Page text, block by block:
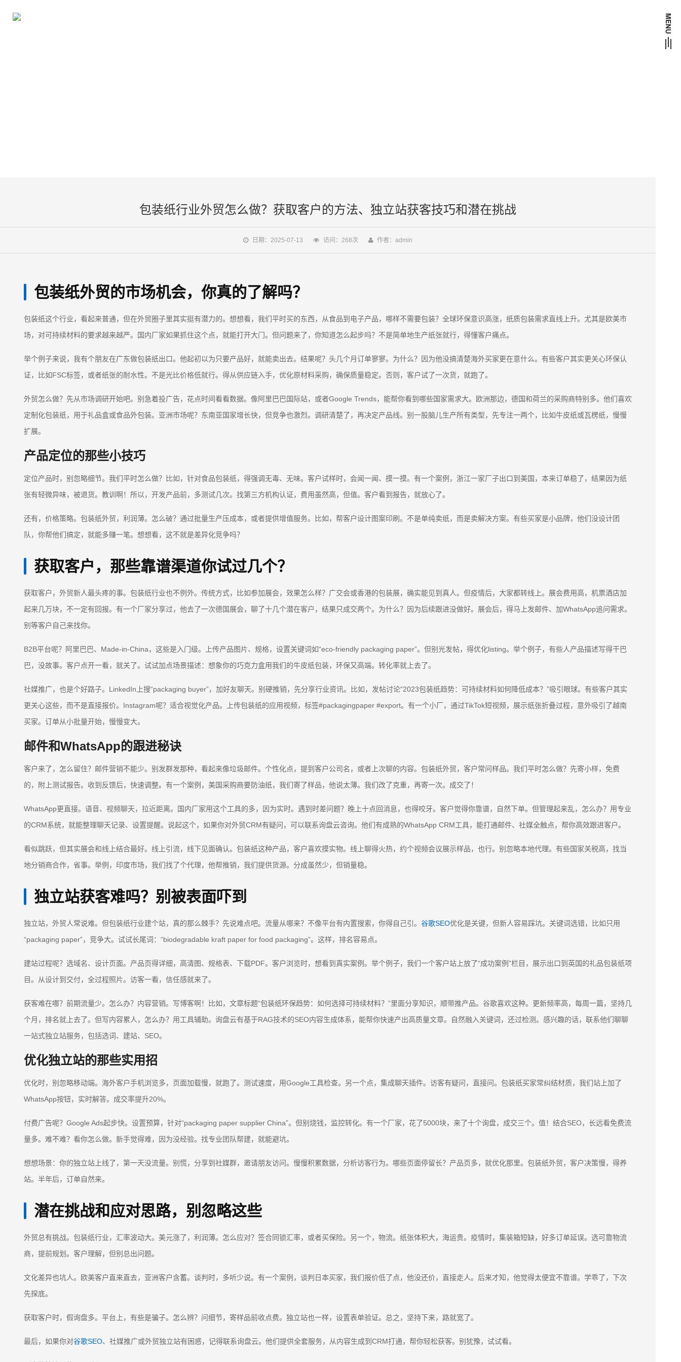
包装纸行业外贸怎么做？获取客户的方法、独立站获客技巧和潜在挑战
日期：2025-07-13 访问：268次 作者：admin
包装纸外贸的市场机会，你真的了解吗？
包装纸这个行业，看起来普通，但在外贸圈子里其实挺有潜力的。想想看，我们平时买的东西，从食品到电子产品，哪样不需要包装？全球环保意识高涨，纸质包装需求直线上升。尤其是欧美市
场，对可持续材料的要求越来越严。国内厂家如果抓住这个点，就能打开大门。但问题来了，你知道怎么起步吗？不是简单地生产纸张就行，得懂客户痛点。
举个例子来说，我有个朋友在广东做包装纸出口。他起初以为只要产品好，就能卖出去。结果呢？头几个月订单寥寥。为什么？因为他没搞清楚海外买家更在意什么。有些客户其实更关心环保认
证，比如FSC标签，或者纸张的耐水性。不是光比价格低就行。得从供应链入手，优化原材料采购，确保质量稳定。否则，客户试了一次货，就跑了。
外贸怎么做？先从市场调研开始吧。别急着投广告，花点时间看看数据。像阿里巴巴国际站，或者Google Trends，能帮你看到哪些国家需求大。欧洲那边，德国和荷兰的采购商特别多。他们喜欢
定制化包装纸，用于礼品盒或食品外包装。亚洲市场呢？东南亚国家增长快，但竞争也激烈。调研清楚了，再决定产品线。别一股脑儿生产所有类型，先专注一两个，比如牛皮纸或瓦楞纸，慢慢
扩展。
产品定位的那些小技巧
定位产品时，别忽略细节。我们平时怎么做？比如，针对食品包装纸，得强调无毒、无味。客户试样时，会闻一闻、摸一摸。有一个案例，浙江一家厂子出口到美国，本来订单稳了，结果因为纸
张有轻微异味，被退货。教训啊！所以，开发产品前，多测试几次。找第三方机构认证，费用虽然高，但值。客户看到报告，就放心了。
还有，价格策略。包装纸外贸，利润薄。怎么破？通过批量生产压成本，或者提供增值服务。比如，帮客户设计图案印刷。不是单纯卖纸，而是卖解决方案。有些买家是小品牌，他们没设计团
队，你帮他们搞定，就能多赚一笔。想想看，这不就是差异化竞争吗？
获取客户，那些靠谱渠道你试过几个？
获取客户，外贸新人最头疼的事。包装纸行业也不例外。传统方式，比如参加展会，效果怎么样？广交会或香港的包装展，确实能见到真人。但疫情后，大家都转线上。展会费用高，机票酒店加
起来几万块，不一定有回报。有一个厂家分享过，他去了一次德国展会，聊了十几个潜在客户，结果只成交两个。为什么？因为后续跟进没做好。展会后，得马上发邮件、加WhatsApp追问需求。
别等客户自己来找你。
B2B平台呢？阿里巴巴、Made-in-China，这些是入门级。上传产品图片、规格，设置关键词如“eco-friendly packaging paper”。但别光发帖，得优化listing。举个例子，有些人产品描述写得干巴
巴，没故事。客户点开一看，就关了。试试加点场景描述：想象你的巧克力盒用我们的牛皮纸包装，环保又高端。转化率就上去了。
社媒推广，也是个好路子。LinkedIn上搜“packaging buyer”，加好友聊天。别硬推销，先分享行业资讯。比如，发帖讨论“2023包装纸趋势：可持续材料如何降低成本？”吸引眼球。有些客户其实
更关心这些，而不是直接报价。Instagram呢？适合视觉化产品。上传包装纸的应用视频，标签#packagingpaper #export。有一个小厂，通过TikTok短视频，展示纸张折叠过程，意外吸引了越南
买家。订单从小批量开始，慢慢变大。
邮件和WhatsApp的跟进秘诀
客户来了，怎么留住？邮件营销不能少。别发群发那种，看起来像垃圾邮件。个性化点，提到客户公司名，或者上次聊的内容。包装纸外贸，客户常问样品。我们平时怎么做？先寄小样，免费
的，附上测试报告。收到反馈后，快速调整。有一个案例，美国采购商要防油纸，我们寄了样品，他说太薄。我们改了克重，再寄一次。成交了！
WhatsApp更直接。语音、视频聊天，拉近距离。国内厂家用这个工具的多，因为实时。遇到时差问题？晚上十点回消息，也得咬牙。客户觉得你靠谱，自然下单。但管理起来乱，怎么办？用专业
的CRM系统，就能整理聊天记录、设置提醒。说起这个，如果你对外贸CRM有疑问，可以联系询盘云咨询。他们有成熟的WhatsApp CRM工具，能打通邮件、社媒全触点，帮你高效跟进客户。
看似跳跃，但其实展会和线上结合最好。线上引流，线下见面确认。包装纸这种产品，客户喜欢摸实物。线上聊得火热，约个视频会议展示样品，也行。别忽略本地代理。有些国家关税高，找当
地分销商合作，省事。举例，印度市场，我们找了个代理，他帮推销，我们提供货源。分成虽然少，但销量稳。
独立站获客难吗？别被表面吓到
独立站，外贸人常说难。但包装纸行业建个站，真的那么棘手？先说难点吧。流量从哪来？不像平台有内置搜索，你得自己引。 谷歌SEO优化是关键，但新人容易踩坑。关键词选错，比如只用
“packaging paper”，竞争大。试试长尾词：“biodegradable kraft paper for food packaging”。这样，排名容易点。
建站过程呢？选域名、设计页面。产品页得详细，高清图、规格表、下载PDF。客户浏览时，想看到真实案例。举个例子，我们一个客户站上放了“成功案例”栏目，展示出口到英国的礼品包装纸项
目。从设计到交付，全过程照片。访客一看，信任感就来了。
获客难在哪？前期流量少。怎么办？内容营销。写博客啊！比如，文章标题“包装纸环保趋势：如何选择可持续材料？”里面分享知识，顺带推产品。谷歌喜欢这种。更新频率高，每周一篇，坚持几
个月，排名就上去了。但写内容累人，怎么办？用工具辅助。询盘云有基于RAG技术的SEO内容生成体系，能帮你快速产出高质量文章。自然融入关键词，还过检测。感兴趣的话，联系他们聊聊
一站式独立站服务，包括选词、建站、SEO。
优化独立站的那些实用招
优化时，别忽略移动端。海外客户手机浏览多，页面加载慢，就跑了。测试速度，用Google工具检查。另一个点，集成聊天插件。访客有疑问，直接问。包装纸买家常纠结材质，我们站上加了
WhatsApp按钮，实时解答。成交率提升20%。
付费广告呢？Google Ads起步快。设置预算，针对“packaging paper supplier China”。但别烧钱，监控转化。有一个厂家，花了5000块，来了十个询盘，成交三个。值！结合SEO，长远看免费流
量多。难不难？看你怎么做。新手觉得难，因为没经验。找专业团队帮建，就能避坑。
想想场景：你的独立站上线了，第一天没流量。别慌，分享到社媒群，邀请朋友访问。慢慢积累数据，分析访客行为。哪些页面停留长？产品页多，就优化那里。包装纸外贸，客户决策慢，得养
站。半年后，订单自然来。
潜在挑战和应对思路，别忽略这些
外贸总有挑战。包装纸行业，汇率波动大。美元涨了，利润薄。怎么应对？签合同锁汇率，或者买保险。另一个，物流。纸张体积大，海运贵。疫情时，集装箱短缺，好多订单延误。选可靠物流
商，提前规划。客户理解，但别总出问题。
文化差异也坑人。欧美客户直来直去，亚洲客户含蓄。谈判时，多听少说。有一个案例，谈判日本买家，我们报价低了点，他没还价，直接走人。后来才知，他觉得太便宜不靠谱。学乖了，下次
先探底。
获取客户时，假询盘多。平台上，有些是骗子。怎么辨？问细节，寄样品前收点费。独立站也一样，设置表单验证。总之，坚持下来，路就宽了。
最后，如果你对谷歌SEO、社媒推广或外贸独立站有困惑，记得联系询盘云。他们提供全套服务，从内容生成到CRM打通，帮你轻松获客。别犹豫，试试看。